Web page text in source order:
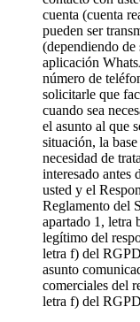
cuenta (cuenta
pueden ser
(dependiendo
aplicación
número de
solicitarle que
cuando sea
el asunto al que
situación, la
necesidad de
interesado antes
usted y el
Reglamento del
apartado 1, letra
legítimo del
letra f) del
asunto
comerciales del
letra f) del